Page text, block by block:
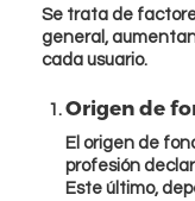
Se trata de
general,
cada usuario.
Origen de
El origen de
profesión
Este último,